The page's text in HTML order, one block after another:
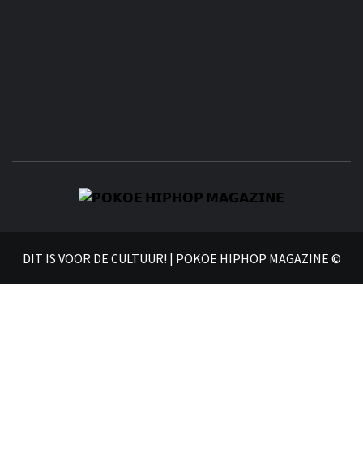
DIT IS VOOR DE CULTUUR! | POKOE HIPHOP MAGAZINE ©